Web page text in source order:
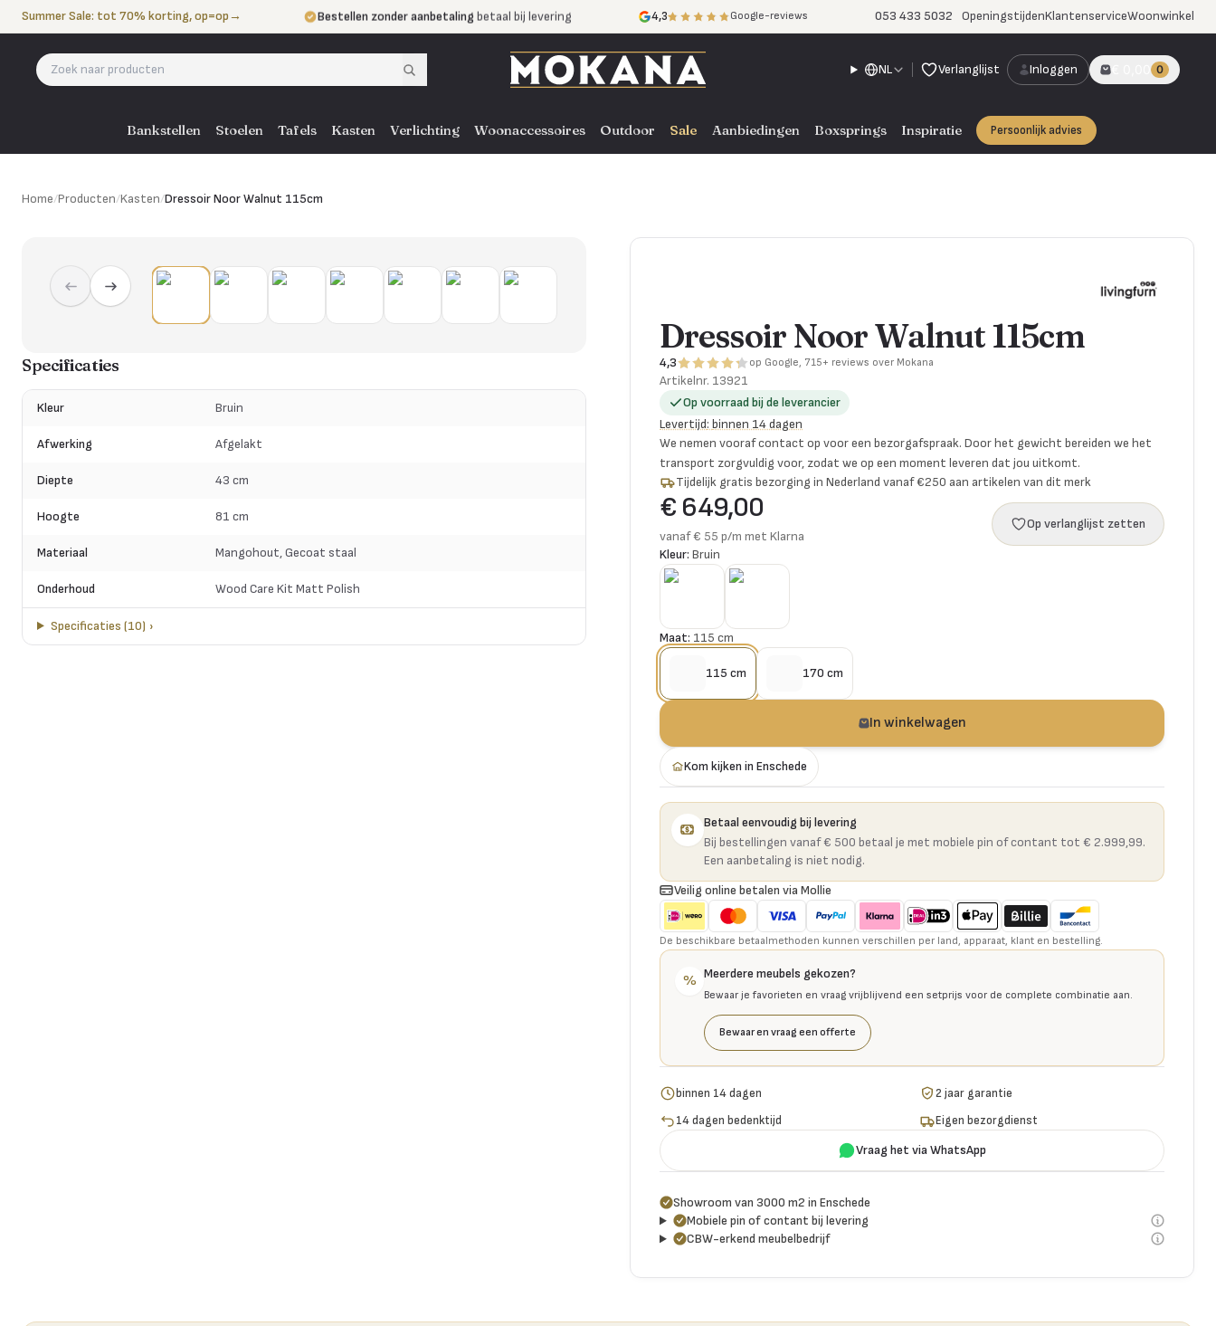
Naar de inhoud
Summer Sale: tot 70% korting, op=op→ Bestellen zonder aanbetaling betaal bij levering
Eigen bezorgdienst door heel NL, BE en DE
4,3 Google-reviews 053 433 5032 OpeningstijdenKlantenserviceWoonwinkel
NL Verlanglijst Inloggen € 0,00 0
Bankstellen Stoelen Tafels Kasten Verlichting Woonaccessoires Outdoor Sale Aanbiedingen Boxsprings Inspiratie Persoonlijk advies
Home/Producten/Kasten/Dressoir Noor Walnut 115cm
Specificaties
Kleur Bruin
Afwerking Afgelakt
Diepte 43 cm
Hoogte 81 cm
Materiaal Mangohout, Gecoat staal
Onderhoud Wood Care Kit Matt Polish
Specificaties (10) ›
Dressoir Noor Walnut 115cm
4,3 op Google, 715+ reviews over Mokana
Artikelnr. 13921
Op voorraad bij de leverancier
Levertijd: binnen 14 dagen
We nemen vooraf contact op voor een bezorgafspraak. Door het gewicht bereiden we het
transport zorgvuldig voor, zodat we op een moment leveren dat jou uitkomt.
Tijdelijk gratis bezorging in Nederland vanaf €250 aan artikelen van dit merk
€ 649,00
vanaf € 55 p/m met Klarna
Op verlanglijst zetten
Kleur: Bruin
Maat: 115 cm
115 cm 170 cm
In winkelwagen
Kom kijken in Enschede
Betaal eenvoudig bij levering
Bij bestellingen vanaf € 500 betaal je met mobiele pin of contant tot € 2.999,99.
Een aanbetaling is niet nodig.
Veilig online betalen via Mollie
De beschikbare betaalmethoden kunnen verschillen per land, apparaat, klant en bestelling.
% Meerdere meubels gekozen?
Bewaar je favorieten en vraag vrijblijvend een setprijs voor de complete combinatie aan.
Bewaar en vraag een offerte
binnen 14 dagen
2 jaar garantie
14 dagen bedenktijd
Eigen bezorgdienst
Vraag het via WhatsApp
Showroom van 3000 m2 in Enschede
Mobiele pin of contant bij levering
CBW-erkend meubelbedrijf